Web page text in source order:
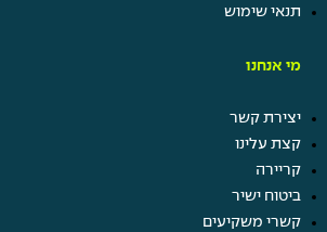
תנאי שימוש
מי אנחנו
יצירת קשר
קצת עלינו
קריירה
ביטוח ישיר
קשרי משקיעים